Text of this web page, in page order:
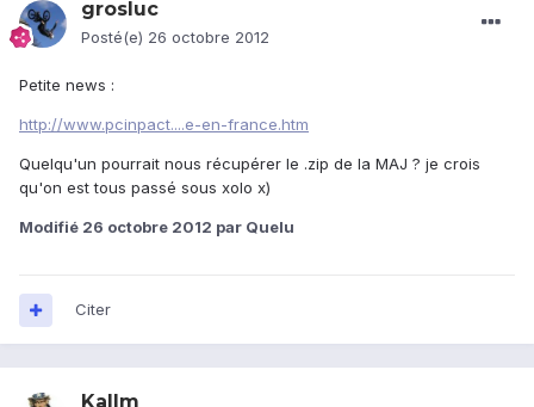
grosluc
Posté(e) 26 octobre 2012
Petite news :
http://www.pcinpact....e-en-france.htm
Quelqu'un pourrait nous récupérer le .zip de la MAJ ? je crois
qu'on est tous passé sous xolo x)
Modifié 26 octobre 2012 par Quelu
Citer
Kallm